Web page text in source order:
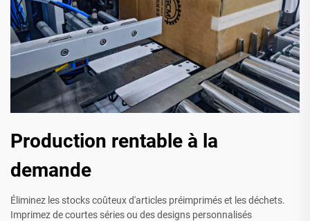
Production rentable à la
demande
Éliminez les stocks coûteux d'articles préimprimés et les déchets.
Imprimez de courtes séries ou des designs personnalisés